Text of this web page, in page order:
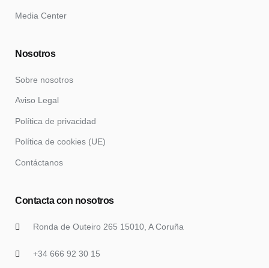
Media Center
Nosotros
Sobre nosotros
Aviso Legal
Política de privacidad
Política de cookies (UE)
Contáctanos
Contacta con nosotros
Ronda de Outeiro 265 15010, A Coruña
+34 666 92 30 15